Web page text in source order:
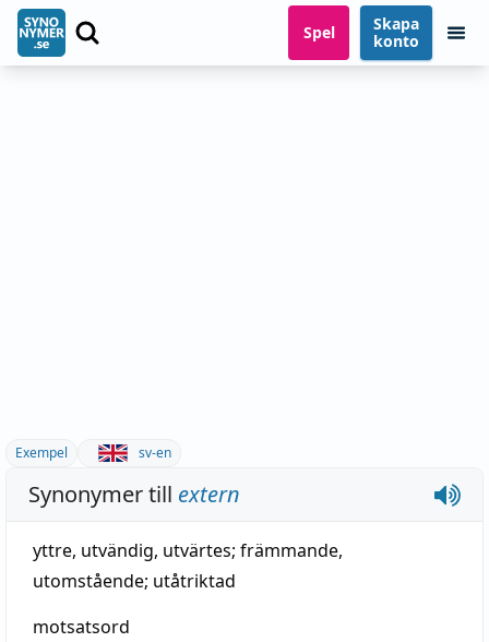
Spel
Skapa
konto
Exempel sv-en
Synonymer till extern
yttre, utvändig, utvärtes; främmande,
utomstående; utåtriktad
motsatsord